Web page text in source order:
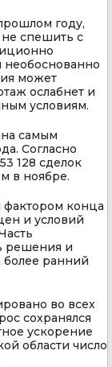
году,
не спешить с
необоснованно
может
ослабнет и
условиям.
самым
Согласно
128 сделок
в ноябре.
фактором конца
и условий
решения и
более ранний
во всех
сохранялся
ускорение
области число